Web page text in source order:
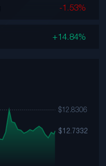
-1.53%
+14.84%